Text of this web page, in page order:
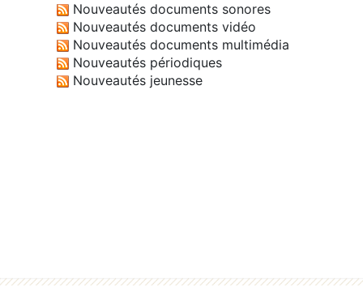
Nouveautés documents sonores
Nouveautés documents vidéo
Nouveautés documents multimédia
Nouveautés périodiques
Nouveautés jeunesse